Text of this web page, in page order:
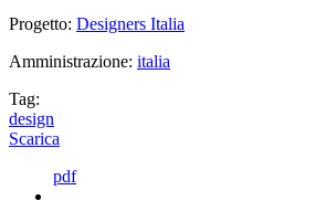
Progetto: Designers Italia
Amministrazione: italia
Tag:
design
Scarica
pdf